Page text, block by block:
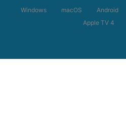
Windows macOS Android
Apple TV 4